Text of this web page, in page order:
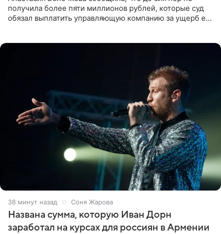
получила более пяти миллионов рублей, которые суд
обязал выплатить управляющую компанию за ущерб ее
38 минут назад Соня Жарова
Названа сумма, которую Иван Дорн
заработал на курсах для россиян в Армении